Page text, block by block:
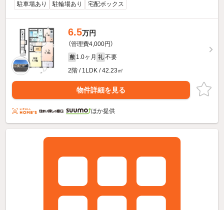
駐車場あり 駐輪場あり 宅配ボックス
6.5万円
（管理費4,000円）
敷 1.0ヶ月 礼 不要
2階 / 1LDK / 42.23㎡
物件詳細を見る
ほか提供